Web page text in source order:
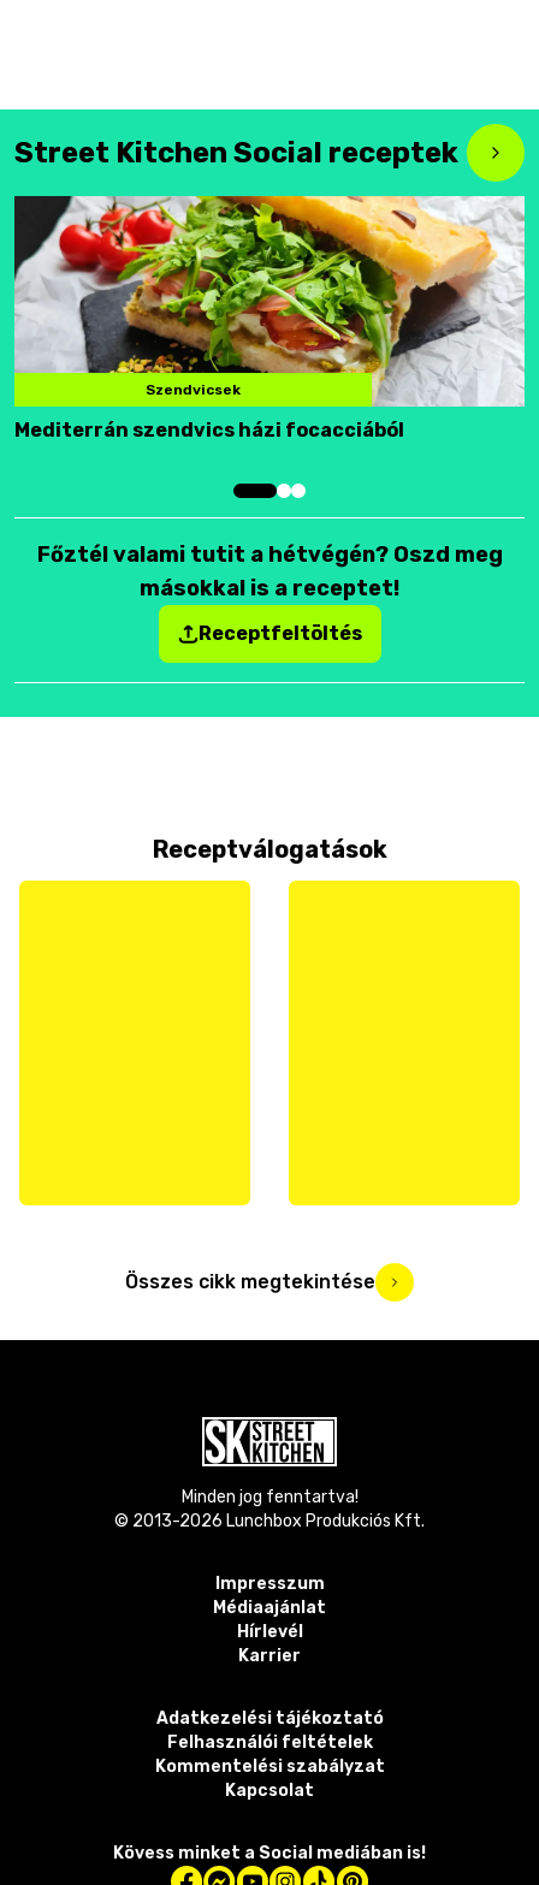
Street Kitchen Social receptek
Szendvicsek
Mediterrán szendvics házi focacciából
Főztél valami tutit a hétvégén? Oszd meg
másokkal is a receptet!
Receptfeltöltés
Receptválogatások
Összes cikk megtekintése
Minden jog fenntartva!
© 2013-2026 Lunchbox Produkciós Kft.
Impresszum
Médiaajánlat
Hírlevél
Karrier
Adatkezelési tájékoztató
Felhasználói feltételek
Kommentelési szabályzat
Kapcsolat
Kövess minket a Social mediában is!